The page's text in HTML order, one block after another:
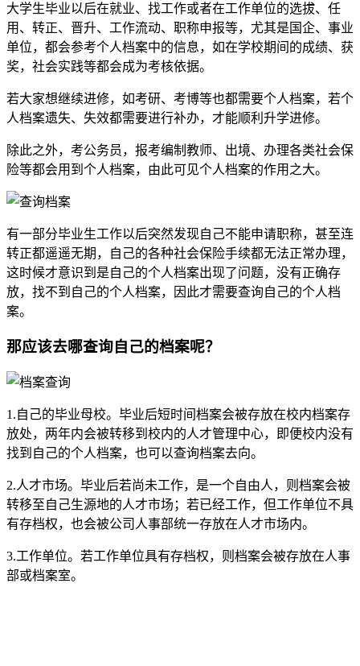
大学生毕业以后在就业、找工作或者在工作单位的选拔、任
用、转正、晋升、工作流动、职称申报等，尤其是国企、事业
单位，都会参考个人档案中的信息，如在学校期间的成绩、获
奖，社会实践等都会成为考核依据。
若大家想继续进修，如考研、考博等也都需要个人档案，若个
人档案遗失、失效都需要进行补办，才能顺利升学进修。
除此之外，考公务员，报考编制教师、出境、办理各类社会保
险等都会用到个人档案，由此可见个人档案的作用之大。
有一部分毕业生工作以后突然发现自己不能申请职称，甚至连
转正都遥遥无期，自己的各种社会保险手续都无法正常办理，
这时候才意识到是自己的个人档案出现了问题，没有正确存
放，找不到自己的个人档案，因此才需要查询自己的个人档
案。
那应该去哪查询自己的档案呢？
1.自己的毕业母校。毕业后短时间档案会被存放在校内档案存
放处，两年内会被转移到校内的人才管理中心，即便校内没有
找到自己的个人档案，也可以查询档案去向。
2.人才市场。毕业后若尚未工作，是一个自由人，则档案会被
转移至自己生源地的人才市场；若已经工作，但工作单位不具
有存档权，也会被公司人事部统一存放在人才市场内。
3.工作单位。若工作单位具有存档权，则档案会被存放在人事
部或档案室。